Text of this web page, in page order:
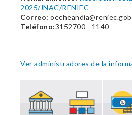
2025/JNAC/RENIEC
Correo:
Teléfono:3152700 - 1140
Ver administradores de la